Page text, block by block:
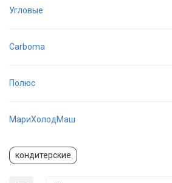
Угловые
Carboma
Полюс
МариХолодМаш
кондитерские